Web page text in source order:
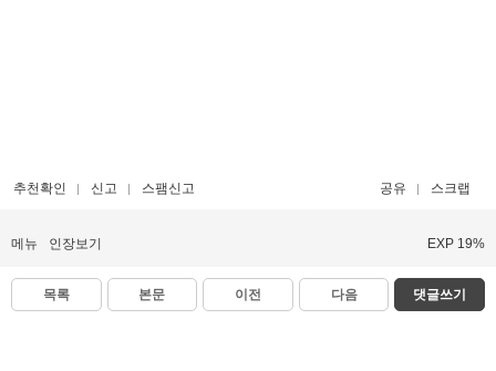
추천확인 신고 스팸신고 공유 스크랩
메뉴 인장보기 EXP 19%
목록 본문 이전 다음 댓글쓰기